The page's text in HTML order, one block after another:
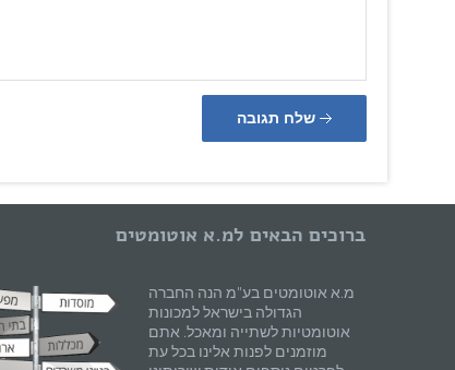
ברוכים הבאים למ.א אוטומטים
מ.א אוטומטים בע"מ הנה החברה
הגדולה בישראל למכונות
אוטומטיות לשתייה ומאכל. אתם
מוזמנים לפנות אלינו בכל עת